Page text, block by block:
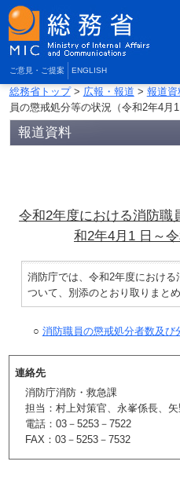
ご意見・ご提案 ENGLISH
総務省トップ> 広報・報道 > 報道資
員の懲戒処分等の状況（令和2年4月
報道資料
令和2年度における消防職
和2年4月1 日～令
消防庁では、令和2年度におけ
ついて、別添のとおり取りまと
○ 消防職員の懲戒処分者数及び
連絡先
消防庁消防・救急課
担当：村上対策官、永峯係長、
電話：03－5253－7522
FAX：03－5253－7532